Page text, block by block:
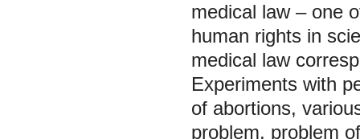
medical law – one
human rights in
medical law
Experiments with
of abortions,
problem, problem